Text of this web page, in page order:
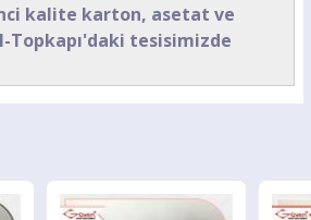
kalite karton, asetat ve
Topkapı'daki tesisimizde